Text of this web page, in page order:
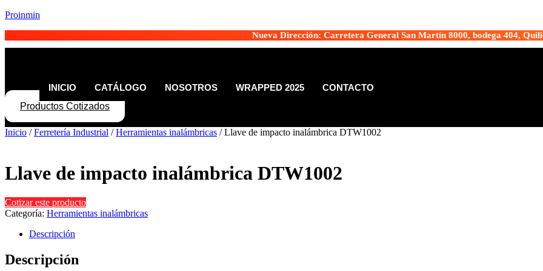
Proinmin
Nueva Dirección: Carretera General San Martín 8000, bodega 404,
INICIO CATÁLOGO NOSOTROS WRAPPED 2025
CONTACTO
Productos Cotizados
Inicio /Ferretería Industrial /Herramientas inalámbricas / Llave de impacto inalámbrica DTW1002
Llave de impacto inalámbrica DTW1002
Cotizar este producto
Categoría: Herramientas inalámbricas
Descripción
Descripción